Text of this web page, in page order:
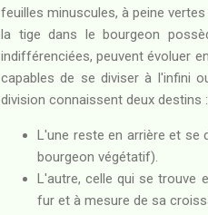
feuilles minuscules, à peine
la tige dans le bourgeon
indifférenciées, peuvent évoluer
capables de se diviser à l'infini
division connaissent deux destins :
L'une reste en arrière et se
bourgeon végétatif).
L'autre, celle qui se trouve
fur et à mesure de sa